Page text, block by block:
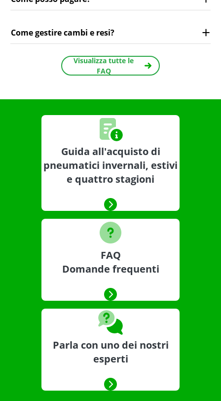
Come gestire cambi e resi?
Visualizza tutte le
FAQ
Guida all'acquisto di
pneumatici invernali, estivi
e quattro stagioni
FAQ
Domande frequenti
Parla con uno dei nostri
esperti